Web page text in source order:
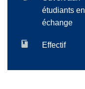
étudiants en
échange
Effectif